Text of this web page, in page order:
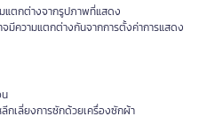
ตกต่างจากรูปภาพที่แสดง
ความแตกต่างกันจากการตั้งค่าการแสดง
น
กเลี่ยงการซักด้วยเครื่องซักผ้า